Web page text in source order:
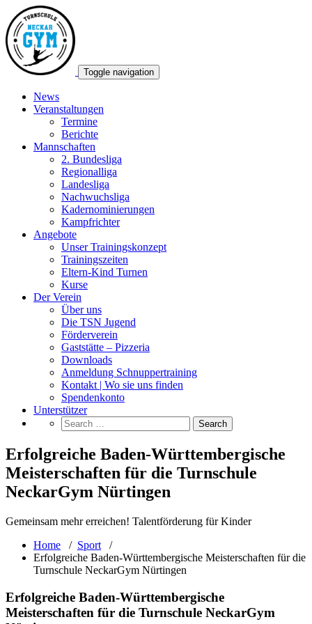
Toggle navigation
News
Veranstaltungen
Termine
Berichte
Mannschaften
2. Bundesliga
Regionalliga
Landesliga
Nachwuchsliga
Kadernominierungen
Kampfrichter
Angebote
Unser Trainingskonzept
Trainingszeiten
Eltern-Kind Turnen
Kurse
Der Verein
Über uns
Die TSN Jugend
Förderverein
Gaststätte – Pizzeria
Downloads
Anmeldung Schnuppertraining
Kontakt | Wo sie uns finden
Spendenkonto
Unterstützer
Erfolgreiche Baden-Württembergische
Meisterschaften für die Turnschule
NeckarGym Nürtingen
Gemeinsam mehr erreichen! Talentförderung für Kinder
Home / Sport /
Erfolgreiche Baden-Württembergische Meisterschaften für die
Turnschule NeckarGym Nürtingen
Erfolgreiche Baden-Württembergische
Meisterschaften für die Turnschule NeckarGym